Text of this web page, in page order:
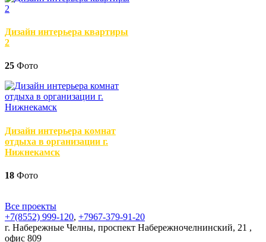
Дизайн интерьера квартиры
2
25 Фото
Дизайн интерьера комнат
отдыха в организации г.
Нижнекамск
18 Фото
Все проекты
+7(8552) 999-120, +7967-379-91-20
г. Набережные Челны, проспект Набережночелнинский, 21 ,
офис 809